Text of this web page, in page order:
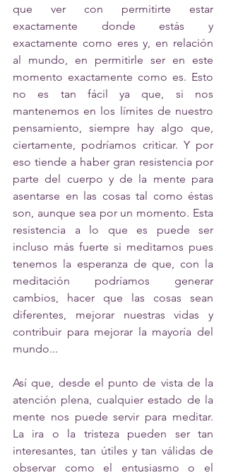
que ver con permitirte estar
exactamente donde estás y
exactamente como eres y, en relación
al mundo, en permitirle ser en este
momento exactamente como es. Esto
no es tan fácil ya que, si nos
mantenemos en los límites de nuestro
pensamiento, siempre hay algo que,
ciertamente, podríamos criticar. Y por
eso tiende a haber gran resistencia por
parte del cuerpo y de la mente para
asentarse en las cosas tal como éstas
son, aunque sea por un momento. Esta
resistencia a lo que es puede ser
incluso más fuerte si meditamos pues
tenemos la esperanza de que, con la
meditación podríamos generar
cambios, hacer que las cosas sean
diferentes, mejorar nuestras vidas y
contribuir para mejorar la mayoría del
mundo...
Así que, desde el punto de vista de la
atención plena, cualquier estado de la
mente nos puede servir para meditar.
La ira o la tristeza pueden ser tan
interesantes, tan útiles y tan válidas de
observar como el entusiasmo o el